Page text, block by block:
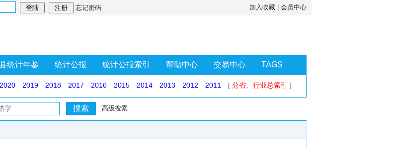
忘记密码 加入收藏 会员中心
统计年鉴 统计公报 统计公报索引 帮助中心 交易中心 TAGS
2020 2019 2018 2017 2016 2015 2014 2013 2012 2011 [ 分省、行业总索引 ]
高级搜索